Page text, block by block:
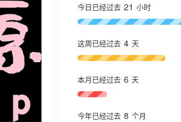
今日已经过去 21 小时
这周已经过去 4 天
本月已经过去 6 天
今年已经过去 8 个月